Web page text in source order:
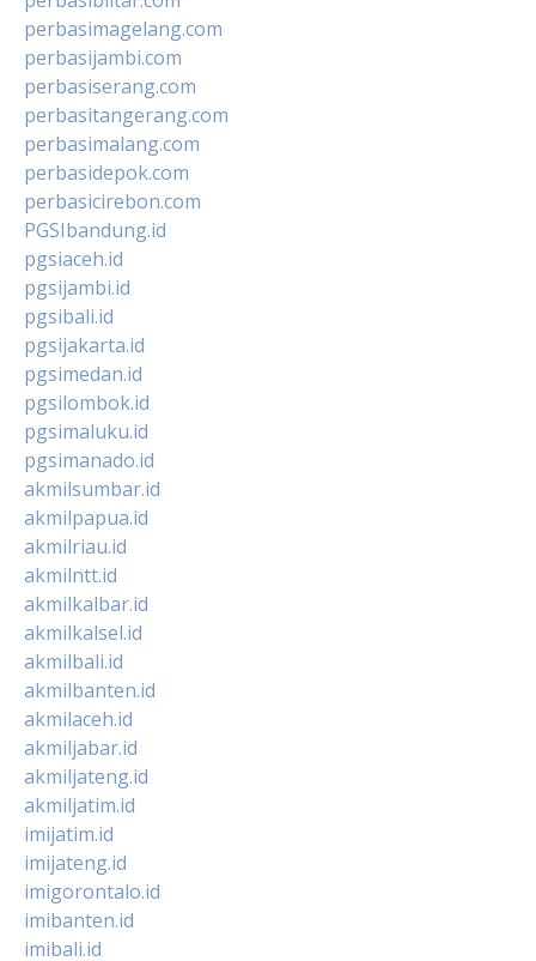
perbasimagelang.com
perbasijambi.com
perbasiserang.com
perbasitangerang.com
perbasimalang.com
perbasidepok.com
perbasicirebon.com
PGSIbandung.id
pgsiaceh.id
pgsijambi.id
pgsibali.id
pgsijakarta.id
pgsimedan.id
pgsilombok.id
pgsimaluku.id
pgsimanado.id
akmilsumbar.id
akmilpapua.id
akmilriau.id
akmilntt.id
akmilkalbar.id
akmilkalsel.id
akmilbali.id
akmilbanten.id
akmilaceh.id
akmiljabar.id
akmiljateng.id
akmiljatim.id
imijatim.id
imijateng.id
imigorontalo.id
imibanten.id
imibali.id